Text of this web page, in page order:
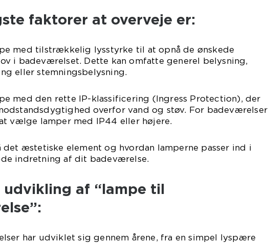
faktorer at overveje er:
med tilstrækkelig lysstyrke til at opnå de ønskede
i badeværelset. Dette kan omfatte generel belysning,
eller stemningsbelysning.
med den rette IP-klassificering (Ingress Protection), der
overfor vand og støv. For badeværelser
vælge lamper med IP44 eller højere.
det æstetiske element og hvordan lamperne passer ind i
indretning af dit badeværelse.
udvikling af “lampe til
har udviklet sig gennem årene, fra en simpel lyspære